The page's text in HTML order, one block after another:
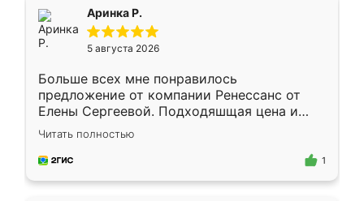
Аринка Р.
5 августа 2026
Больше всех мне понравилось
предложение от компании Ренессанс от
Елены Сергеевой. Подходяшщая цена и
короткие сроки изготовления. Приехавший
для замера сотрудник Владислав
предложил по моему эскизу самый
Читать полностью
1